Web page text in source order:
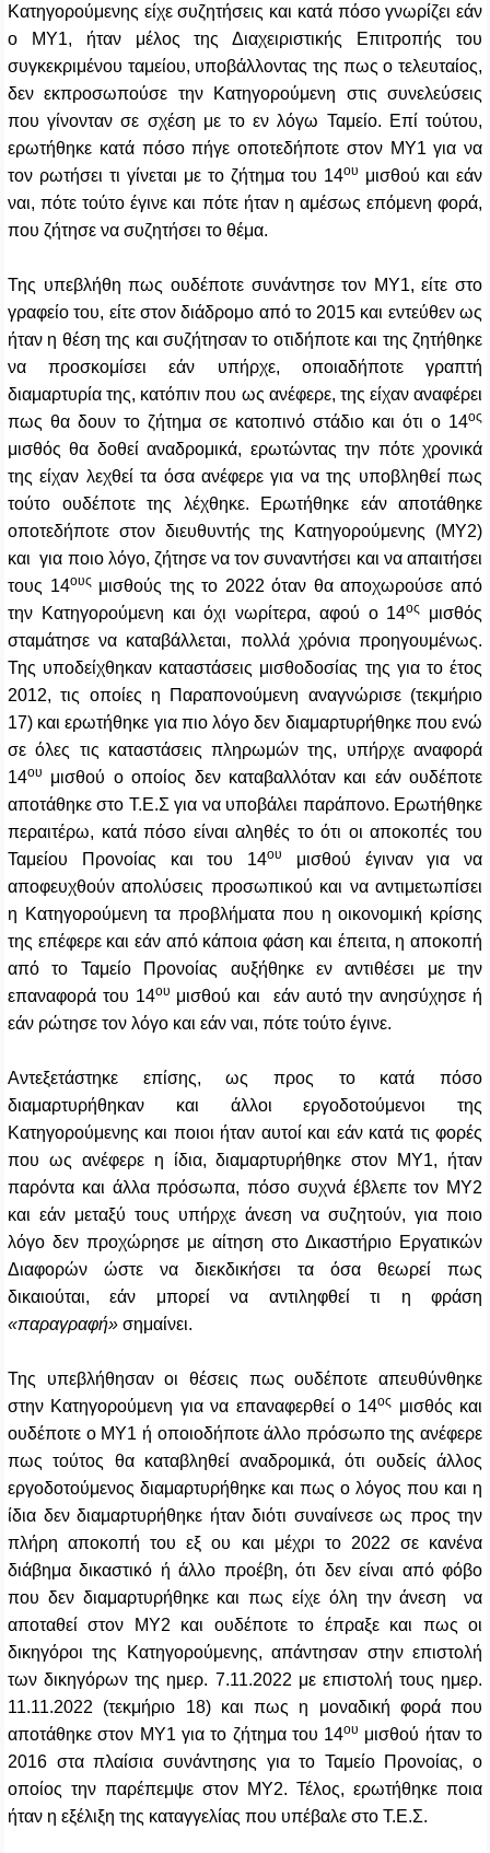
Κατηγορούμενης είχε συζητήσεις και κατά πόσο γνωρίζει εάν
ο ΜΥ1, ήταν μέλος της Διαχειριστικής Επιτροπής του
συγκεκριμένου ταμείου, υποβάλλοντας της πως ο τελευταίος,
δεν εκπροσωπούσε την Κατηγορούμενη στις συνελεύσεις
που γίνονταν σε σχέση με το εν λόγω Ταμείο. Επί τούτου,
ερωτήθηκε κατά πόσο πήγε οποτεδήποτε στον ΜΥ1 για να
τον ρωτήσει τι γίνεται με το ζήτημα του 14ου μισθού και εάν
ναι, πότε τούτο έγινε και πότε ήταν η αμέσως επόμενη φορά,
που ζήτησε να συζητήσει το θέμα.
Της υπεβλήθη πως ουδέποτε συνάντησε τον ΜΥ1, είτε στο
γραφείο του, είτε στον διάδρομο από το 2015 και εντεύθεν ως
ήταν η θέση της και συζήτησαν το οτιδήποτε και της ζητήθηκε
να προσκομίσει εάν υπήρχε, οποιαδήποτε γραπτή
διαμαρτυρία της, κατόπιν που ως ανέφερε, της είχαν αναφέρει
πως θα δουν το ζήτημα σε κατοπινό στάδιο και ότι ο 14ος
μισθός θα δοθεί αναδρομικά, ερωτώντας την πότε χρονικά
της είχαν λεχθεί τα όσα ανέφερε για να της υποβληθεί πως
τούτο ουδέποτε της λέχθηκε. Ερωτήθηκε εάν αποτάθηκε
οποτεδήποτε στον διευθυντής της Κατηγορούμενης (ΜΥ2)
και για ποιο λόγο, ζήτησε να τον συναντήσει και να απαιτήσει
τους 14ουςμισθούς της το 2022 όταν θα αποχωρούσε από
την Κατηγορούμενη και όχι νωρίτερα, αφού ο 14ος
μισθός
σταμάτησε να καταβάλλεται, πολλά χρόνια προηγουμένως.
Της υποδείχθηκαν καταστάσεις μισθοδοσίας της για το έτος
2012, τις οποίες η Παραπονούμενη αναγνώρισε (τεκμήριο
17) και ερωτήθηκε για πιο λόγο δεν διαμαρτυρήθηκε που ενώ
σε όλες τις καταστάσεις πληρωμών της, υπήρχε αναφορά
14ου
μισθού ο οποίος δεν καταβαλλόταν και εάν ουδέποτε
αποτάθηκε στο Τ.Ε.Σ για να υποβάλει παράπονο. Ερωτήθηκε
περαιτέρω, κατά πόσο είναι αληθές το ότι οι αποκοπές του
Ταμείου Προνοίας και του 14ου
μισθού έγιναν για να
αποφευχθούν απολύσεις προσωπικού και να αντιμετωπίσει
η Κατηγορούμενη τα προβλήματα που η οικονομική κρίσης
της επέφερε και εάν από κάποια φάση και έπειτα, η αποκοπή
από το Ταμείο Προνοίας αυξήθηκε εν αντιθέσει με την
επαναφορά του 14ου μισθού και εάν αυτό την ανησύχησε ή
εάν ρώτησε τον λόγο και εάν ναι, πότε τούτο έγινε.
Αντεξετάστηκε επίσης, ως προς το κατά πόσο
διαμαρτυρήθηκαν και άλλοι εργοδοτούμενοι της
Κατηγορούμενης και ποιοι ήταν αυτοί και εάν κατά τις φορές
που ως ανέφερε η ίδια, διαμαρτυρήθηκε στον ΜΥ1, ήταν
παρόντα και άλλα πρόσωπα, πόσο συχνά έβλεπε τον ΜΥ2
και εάν μεταξύ τους υπήρχε άνεση να συζητούν, για ποιο
λόγο δεν προχώρησε με αίτηση στο Δικαστήριο Εργατικών
Διαφορών ώστε να διεκδικήσει τα όσα θεωρεί πως
δικαιούται, εάν μπορεί να αντιληφθεί τι η φράση
«παραγραφή» σημαίνει.
Της υπεβλήθησαν οι θέσεις πως ουδέποτε απευθύνθηκε
στην Κατηγορούμενη για να επαναφερθεί ο 14ος
μισθός και
ουδέποτε ο ΜΥ1 ή οποιοδήποτε άλλο πρόσωπο της ανέφερε
πως τούτος θα καταβληθεί αναδρομικά, ότι ουδείς άλλος
εργοδοτούμενος διαμαρτυρήθηκε και πως ο λόγος που και η
ίδια δεν διαμαρτυρήθηκε ήταν διότι συναίνεσε ως προς την
πλήρη αποκοπή του εξ ου και μέχρι το 2022 σε κανένα
διάβημα δικαστικό ή άλλο προέβη, ότι δεν είναι από φόβο
που δεν διαμαρτυρήθηκε και πως είχε όλη την άνεση να
αποταθεί στον ΜΥ2 και ουδέποτε το έπραξε και πως οι
δικηγόροι της Κατηγορούμενης, απάντησαν στην επιστολή
των δικηγόρων της ημερ. 7.11.2022 με επιστολή τους ημερ.
11.11.2022 (τεκμήριο 18) και πως η μοναδική φορά που
αποτάθηκε στον ΜΥ1 για το ζήτημα του 14ου μισθού ήταν το
2016 στα πλαίσια συνάντησης για το Ταμείο Προνοίας, ο
οποίος την παρέπεμψε στον ΜΥ2. Τέλος, ερωτήθηκε ποια
ήταν η εξέλιξη της καταγγελίας που υπέβαλε στο Τ.Ε.Σ.